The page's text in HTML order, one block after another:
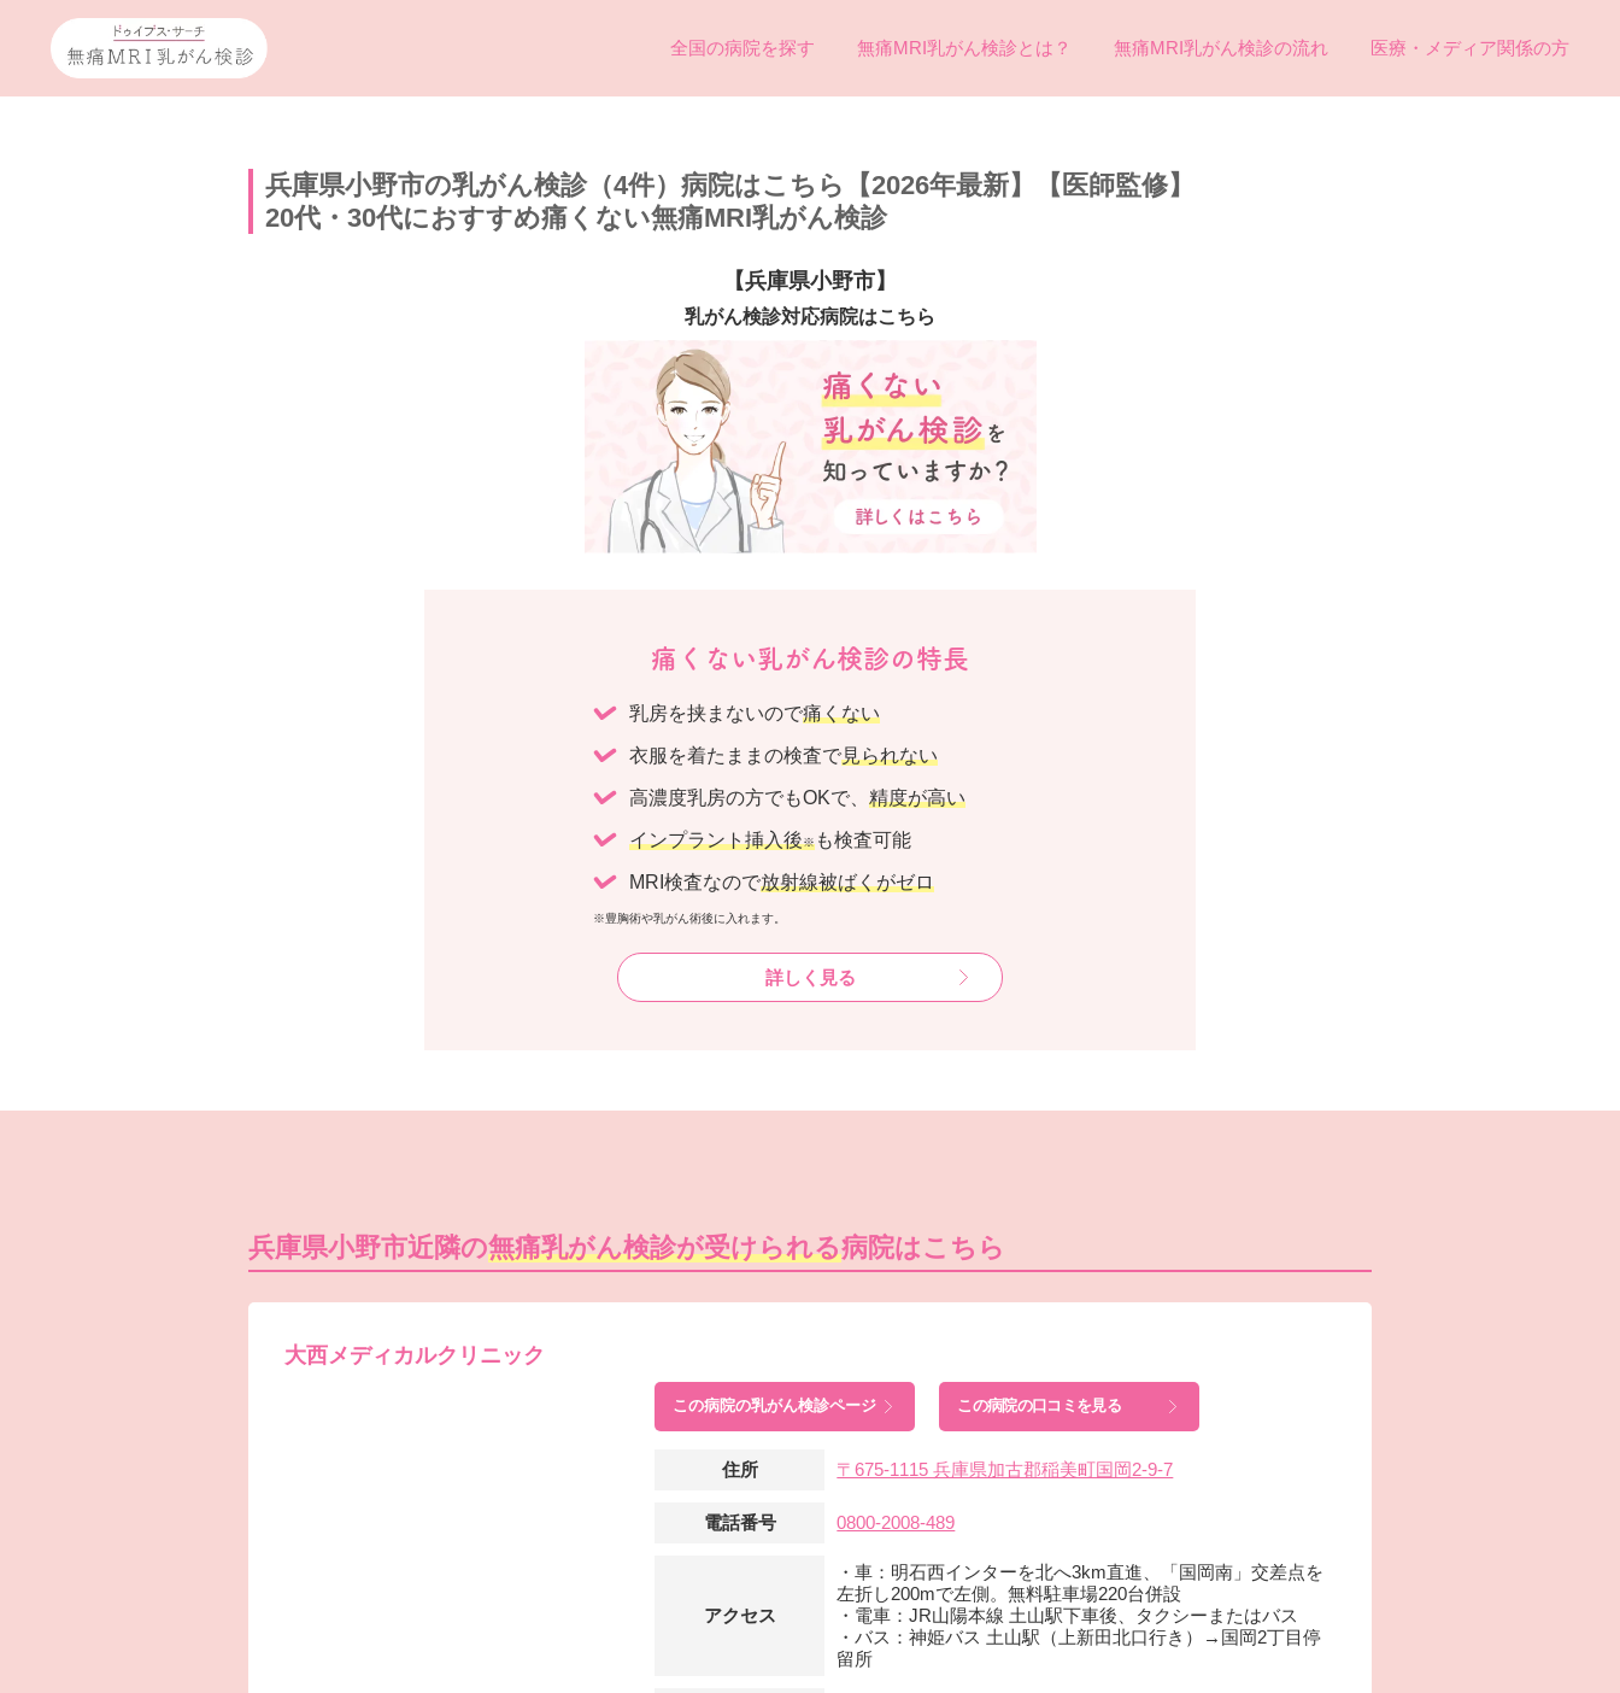
全国の病院を探す 無痛MRI乳がん検診とは？ 無痛MRI乳がん検診の流れ 医療・メディア関係の方
兵庫県小野市の乳がん検診（4件）病院はこちら【2026年最新】【医師監修】
20代・30代におすすめ痛くない無痛MRI乳がん検診
【兵庫県小野市】
乳がん検診対応病院はこちら
痛くない乳がん検診の特長
乳房を挟まないので痛くない
衣服を着たままの検査で見られない
高濃度乳房の方でもOKで、 精度が高い
インプラント挿入後※ も検査可能
MRI検査なので放射線被ばくがゼロ
※豊胸術や乳がん術後に入れます。
詳しく見る
兵庫県小野市近隣の無痛乳がん検診が受けられる病院はこちら
大西メディカルクリニック
この病院の乳がん検診ページ この病院の口コミを見る
住所 〒675-1115 兵庫県加古郡稲美町国岡2-9-7
電話番号 0800-2008-489
アクセス
・車：明石西インターを北へ3km直進、「国岡南」交差点を
左折し200mで左側。無料駐車場220台併設
・電車：JR山陽本線 土山駅下車後、タクシーまたはバス
・バス：神姫バス 土山駅（上新田北口行き）→国岡2丁目停
留所